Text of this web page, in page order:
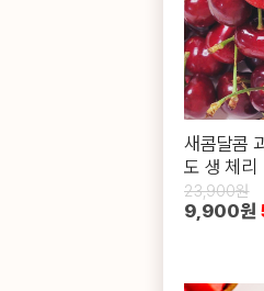
새콤달콤
도 생 체리
23,900원
9,900원